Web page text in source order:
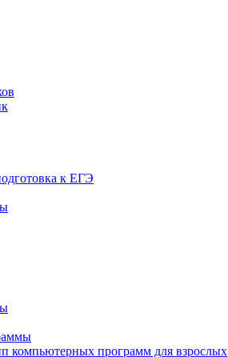
к ЕГЭ
компьютерных программ для взрослых